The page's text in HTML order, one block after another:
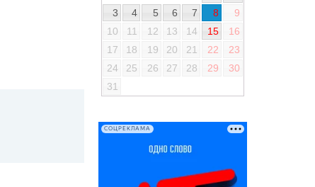
3
4 5 6 7 8
9
10
11 12 13 14 15
16
17
18 19 20 21 22
23
24
25 26 27 28 29
30
31
СОЦРЕКЛАМА